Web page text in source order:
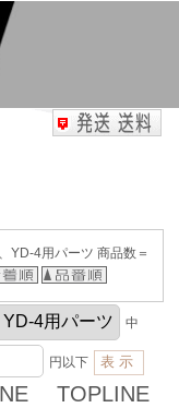
YD-4用パーツ 商品数＝
中
円以下
TOPLINE